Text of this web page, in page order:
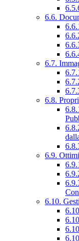
6.6.
6.7.
6.8.
6.9.
6.10.